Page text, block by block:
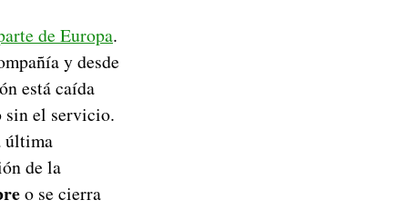
de Europa.
y desde
está caída
sin el servicio.
última
de la
o se cierra